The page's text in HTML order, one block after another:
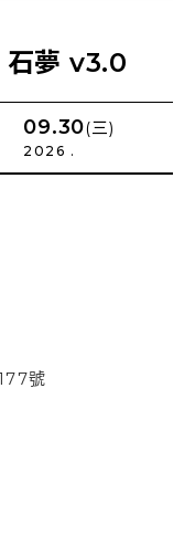
夢 v3.0
09.30(三)
2026 .
號